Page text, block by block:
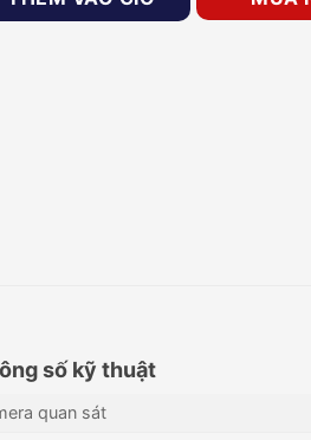
số kỹ thuật
quan sát